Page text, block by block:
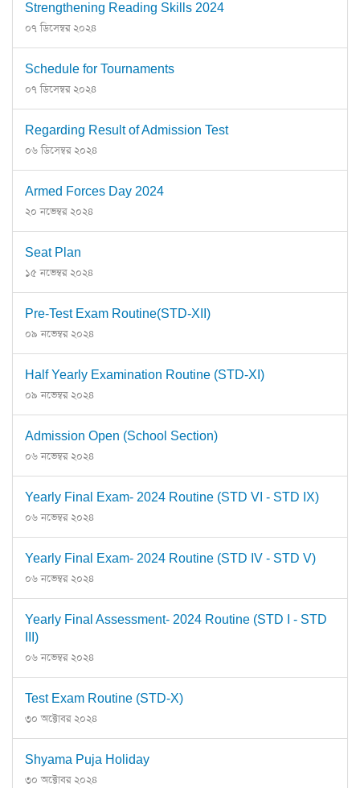
Strengthening Reading Skills 2024
০৭ ডিসেম্বর ২০২৪
Schedule for Tournaments
০৭ ডিসেম্বর ২০২৪
Regarding Result of Admission Test
০৬ ডিসেম্বর ২০২৪
Armed Forces Day 2024
২০ নভেম্বর ২০২৪
Seat Plan
১৫ নভেম্বর ২০২৪
Pre-Test Exam Routine(STD-XII)
০৯ নভেম্বর ২০২৪
Half Yearly Examination Routine (STD-XI)
০৯ নভেম্বর ২০২৪
Admission Open (School Section)
০৬ নভেম্বর ২০২৪
Yearly Final Exam- 2024 Routine (STD VI - STD IX)
০৬ নভেম্বর ২০২৪
Yearly Final Exam- 2024 Routine (STD IV - STD V)
০৬ নভেম্বর ২০২৪
Yearly Final Assessment- 2024 Routine (STD I - STD
III)
০৬ নভেম্বর ২০২৪
Test Exam Routine (STD-X)
৩০ অক্টোবর ২০২৪
Shyama Puja Holiday
৩০ অক্টোবর ২০২৪